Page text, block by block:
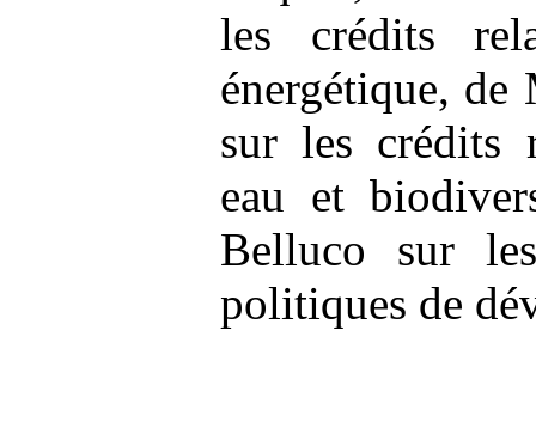
les crédits
énergétique, de
sur les crédits
eau et
Belluco sur
politiques de